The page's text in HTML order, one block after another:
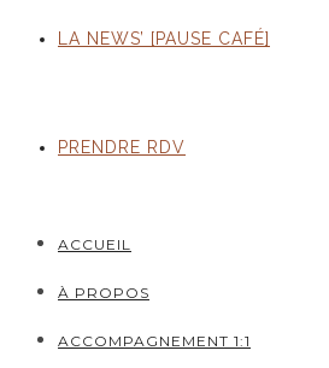
LA NEWS’ [PAUSE CAFÉ]
PRENDRE RDV
ACCUEIL
À PROPOS
ACCOMPAGNEMENT 1:1